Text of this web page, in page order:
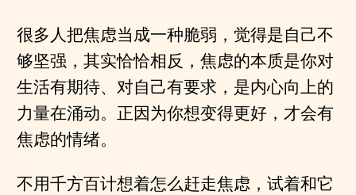
很多人把焦虑当成一种脆弱，觉得是自己不
够坚强，其实恰恰相反，焦虑的本质是你对
生活有期待、对自己有要求，是内心向上的
力量在涌动。正因为你想变得更好，才会有
焦虑的情绪。
不用千方百计想着怎么赶走焦虑，试着和它